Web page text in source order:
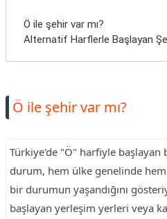
Ö ile şehir var mı?
Alternatif Harflerle Başlayan
Ö ile şehir var mı?
Türkiye'de "Ö" harfiyle
durum, hem ülke genelinde
bir durumun yaşandığını
başlayan yerleşim yerleri veya